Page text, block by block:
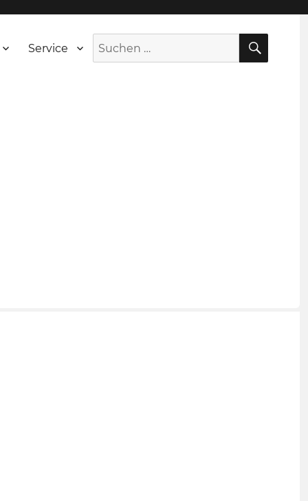
Service
Suche
nach: